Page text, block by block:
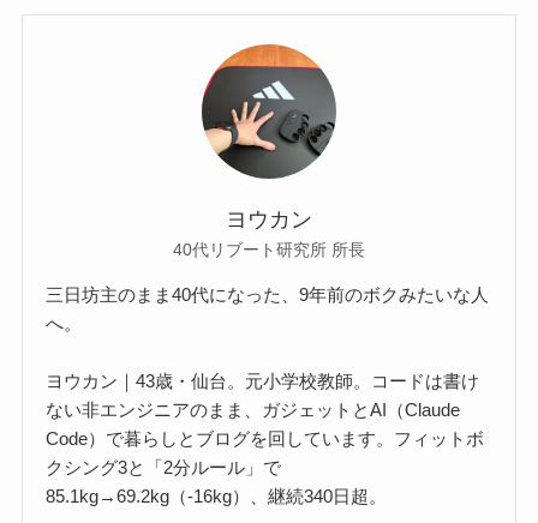
ヨウカン
40代リブート研究所 所長
三日坊主のまま40代になった、9年前のボクみたいな人
へ。
ヨウカン｜43歳・仙台。元小学校教師。コードは書け
ない非エンジニアのまま、ガジェットとAI（Claude
Code）で暮らしとブログを回しています。フィットボ
クシング3と「2分ルール」で
85.1kg→69.2kg（-16kg）、継続340日超。